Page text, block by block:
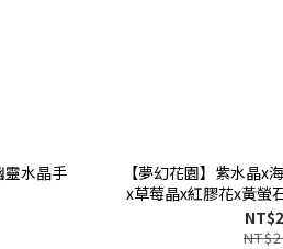
靈水晶手
【夢幻花園】紫水晶x
x草莓晶x紅膠花x黃螢
鋰雲母x綠鋰